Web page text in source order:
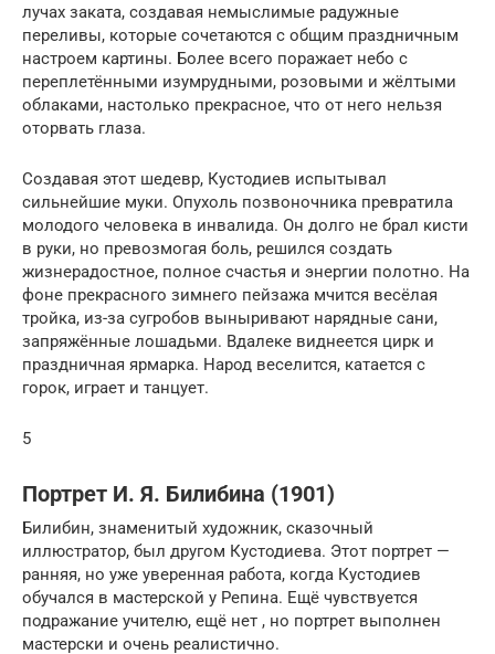
лучах заката, создавая немыслимые радужные
переливы, которые сочетаются с общим праздничным
настроем картины. Более всего поражает небо с
переплетёнными изумрудными, розовыми и жёлтыми
облаками, настолько прекрасное, что от него нельзя
оторвать глаза.
Создавая этот шедевр, Кустодиев испытывал
сильнейшие муки. Опухоль позвоночника превратила
молодого человека в инвалида. Он долго не брал кисти
в руки, но превозмогая боль, решился создать
жизнерадостное, полное счастья и энергии полотно. На
фоне прекрасного зимнего пейзажа мчится весёлая
тройка, из-за сугробов выныривают нарядные сани,
запряжённые лошадьми. Вдалеке виднеется цирк и
праздничная ярмарка. Народ веселится, катается с
горок, играет и танцует.
5
Портрет И. Я. Билибина (1901)
Билибин, знаменитый художник, сказочный
иллюстратор, был другом Кустодиева. Этот портрет —
ранняя, но уже уверенная работа, когда Кустодиев
обучался в мастерской у Репина. Ещё чувствуется
подражание учителю, ещё нет , но портрет выполнен
мастерски и очень реалистично.